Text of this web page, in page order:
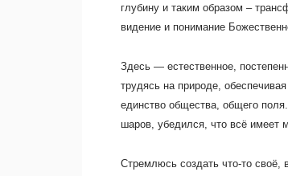
глубину и таким образом –
видение и понимание
Здесь — естественное,
трудясь на природе,
единство общества, общего
шаров, убедился, что всё имеет
Стремлюсь создать что-то